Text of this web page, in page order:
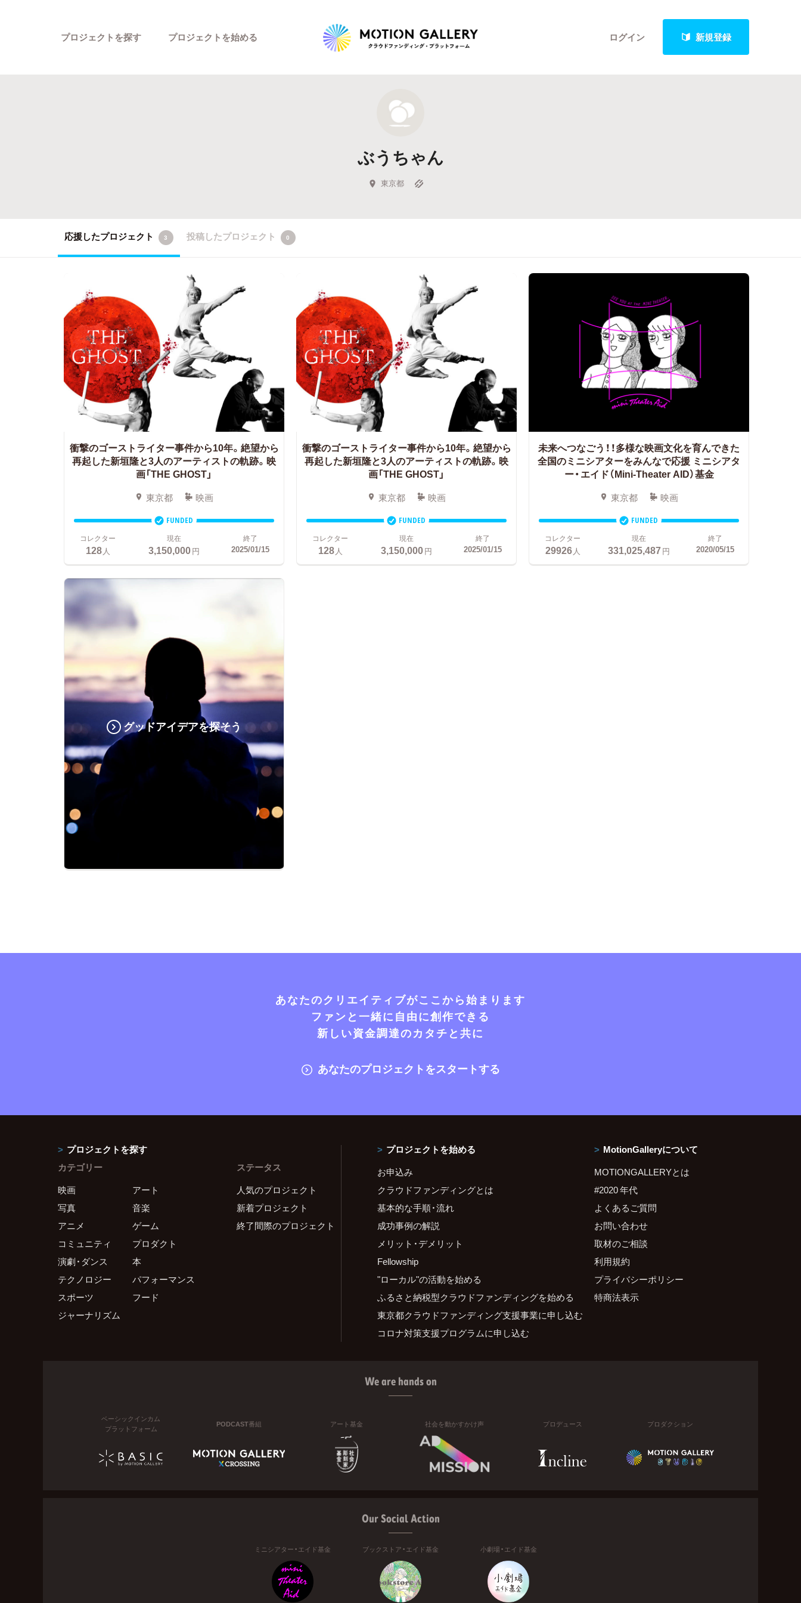
ログイン 新規登録
プロジェクトを探す
新着プロジェクト
Feature
キュレーターから探す
プロジェクトを始める
ぶうちゃん
東京都
応援したプロジェクト 3 投稿したプロジェクト 0
衝撃のゴーストライター事件から10年。絶望から
再起した新垣隆と3人のアーティストの軌跡。映
画「THE GHOST」
東京都 映画
FUNDED
コレクター
128人
現在
3,150,000円
終了
2025/01/15
衝撃のゴーストライター事件から10年。絶望から
再起した新垣隆と3人のアーティストの軌跡。映
画「THE GHOST」
東京都 映画
FUNDED
コレクター
128人
現在
3,150,000円
終了
2025/01/15
未来へつなごう！！多様な映画文化を育んできた
全国のミニシアターをみんなで応援 ミニシアタ
ー・エイド（Mini-Theater AID）基金
東京都 映画
FUNDED
コレクター
29926人
現在
331,025,487円
終了
2020/05/15
グッドアイデアを探そう
あなたのクリエイティブがここから始まります
ファンと一緒に自由に創作できる
新しい資金調達のカタチと共に
あなたのプロジェクトをスタートする
プロジェクトを探す
カテゴリー
映画
アート
写真
音楽
アニメ
ゲーム
コミュニティ
プロダクト
演劇・ダンス
本
テクノロジー
パフォーマンス
スポーツ
フード
ジャーナリズム
ステータス
人気のプロジェクト
新着プロジェクト
終了間際のプロジェクト
プロジェクトを始める
お申込み
クラウドファンディングとは
基本的な手順・流れ
成功事例の解説
メリット・デメリット
Fellowship
"ローカル"の活動を始める
ふるさと納税型クラウドファンディングを始める
東京都クラウドファンディング支援事業に申し込む
コロナ対策支援プログラムに申し込む
MotionGalleryについて
MOTIONGALLERYとは
#2020 年代
よくあるご質問
お問い合わせ
取材のご相談
利用規約
プライバシーポリシー
特商法表示
We are hands on
ベーシックインカム
プラットフォーム
PODCAST番組 アート基金 社会を動かすかけ声 プロデュース プロダクション
Our Social Action
ミニシアター・エイド基金 ブックストア・エイド基金 小劇場・エイド基金